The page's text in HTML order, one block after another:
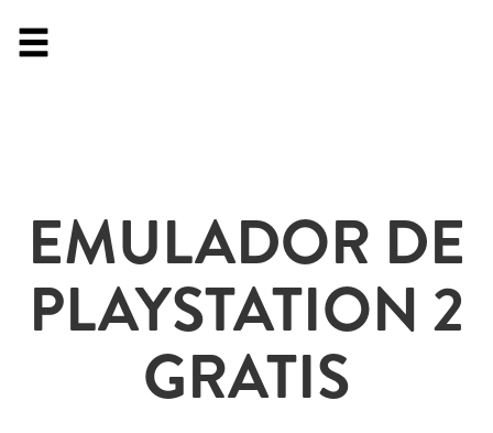
EMULADOR DE
PLAYSTATION 2
GRATIS